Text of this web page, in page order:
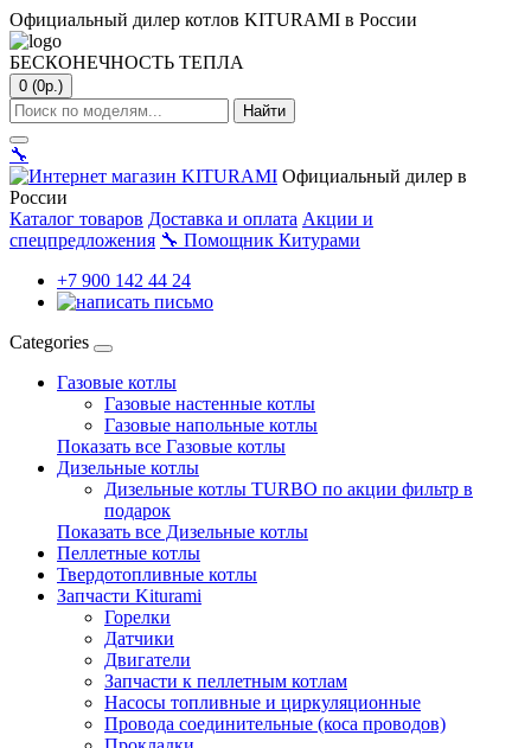
Официальный дилер котлов KITURAMI в России
БЕСКОНЕЧНОСТЬ ТЕПЛА
0 (0р.)
Найти
🔧
Официальный дилер в
России
Каталог товаров Доставка и оплата Акции и
спецпредложения 🔧 Помощник Китурами
+7 900 142 44 24
Categories
Газовые котлы
Газовые настенные котлы
Газовые напольные котлы
Показать все Газовые котлы
Дизельные котлы
Дизельные котлы TURBO по акции фильтр в
подарок
Показать все Дизельные котлы
Пеллетные котлы
Твердотопливные котлы
Запчасти Kiturami
Горелки
Датчики
Двигатели
Запчасти к пеллетным котлам
Насосы топливные и циркуляционные
Провода соединительные (коса проводов)